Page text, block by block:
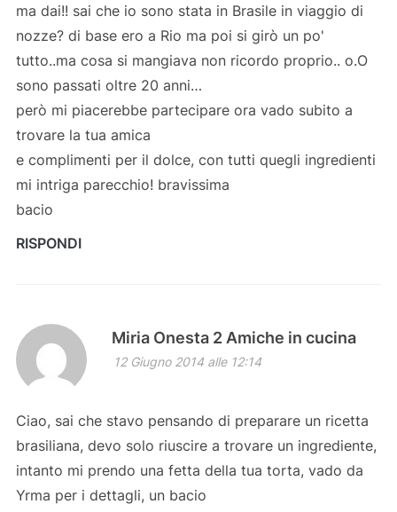
ma dai!! sai che io sono stata in Brasile in viaggio di
nozze? di base ero a Rio ma poi si girò un po'
tutto..ma cosa si mangiava non ricordo proprio.. o.O
sono passati oltre 20 anni…
però mi piacerebbe partecipare ora vado subito a
trovare la tua amica
e complimenti per il dolce, con tutti quegli ingredienti
mi intriga parecchio! bravissima
bacio
RISPONDI
Miria Onesta 2 Amiche in cucina
12 Giugno 2014 alle 12:14
Ciao, sai che stavo pensando di preparare un ricetta
brasiliana, devo solo riuscire a trovare un ingrediente,
intanto mi prendo una fetta della tua torta, vado da
Yrma per i dettagli, un bacio